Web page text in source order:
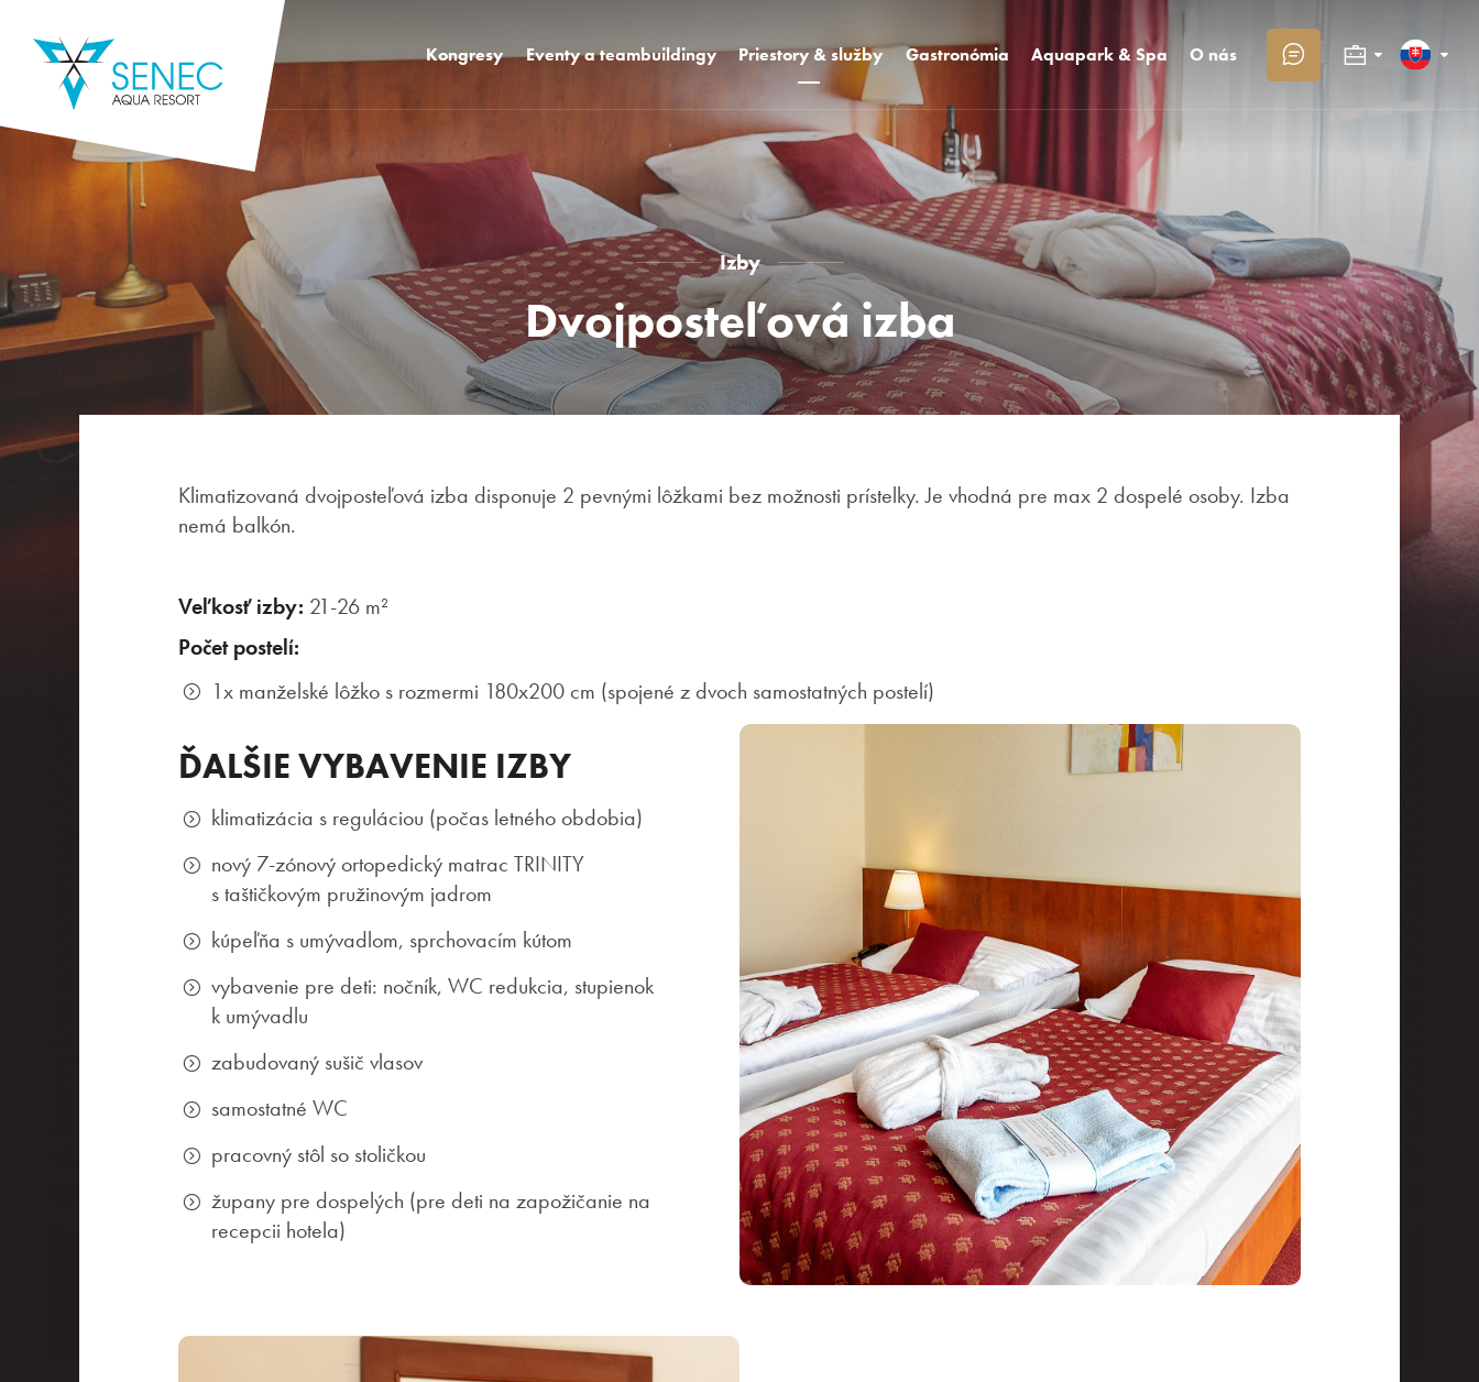
Kongresy
Kongresová sála K2 + K3
Kongresová sála K4
Kongresová sála K1
Kongres Mediatro
Kongres Foodie
Školiace miestnosti
Eventy a teambuildingy Priestory & služby
Izby
Vybavenie hotela
Unikátne priestory
Areál Hotela
Gastronómia
Dizajnové reštaurácie
WCT bar a bowling
Oslavy a svadby
Pool bar
Aquapark & Spa
Aquapark
Masáže Day Spa
O nás
Fotogaléria
Kariéra
Kongresy a firmySlovenčina
Deutsch
Izby
Dvojposteľová izba
Klimatizovaná dvojposteľová izba disponuje 2 pevnými lôžkami bez možnosti prístelky. Je vhodná pre max 2 dospelé osoby. Izba
nemá balkón.
Veľkosť izby: 21-26 m²
Počet postelí:
1x manželské lôžko s rozmermi 180x200 cm (spojené z dvoch samostatných postelí)
ĎALŠIE VYBAVENIE IZBY
klimatizácia s reguláciou (počas letného obdobia)
nový 7-zónový ortopedický matrac TRINITY
s taštičkovým pružinovým jadrom
kúpeľňa s umývadlom, sprchovacím kútom
vybavenie pre deti: nočník, WC redukcia, stupienok
k umývadlu
zabudovaný sušič vlasov
samostatné WC
pracovný stôl so stoličkou
župany pre dospelých (pre deti na zapožičanie na
recepcii hotela)